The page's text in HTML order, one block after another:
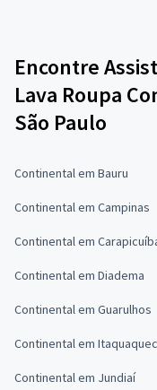
Encontre
Lava Roupa
São Paulo
Continental em Bauru
Continental em Campinas
Continental em
Continental em Diadema
Continental em Guarulhos
Continental em
Continental em Jundiaí